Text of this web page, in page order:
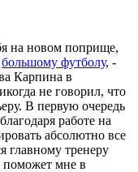
на новом поприще,
большому футболу, -
Карпина в
не говорил, что
В первую очередь
работе на
абсолютно все
главному тренеру
мне в